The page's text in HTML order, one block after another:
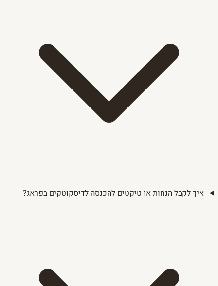
איך לקבל הנחות או טיקטים להכנסה לדיסקוטקים בפראג?